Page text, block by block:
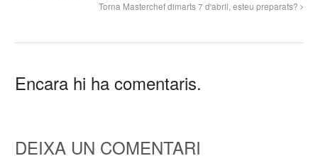
Torna Masterchef dimarts 7 d'abril, esteu preparats?
Encara hi ha comentaris.
DEIXA UN COMENTARI